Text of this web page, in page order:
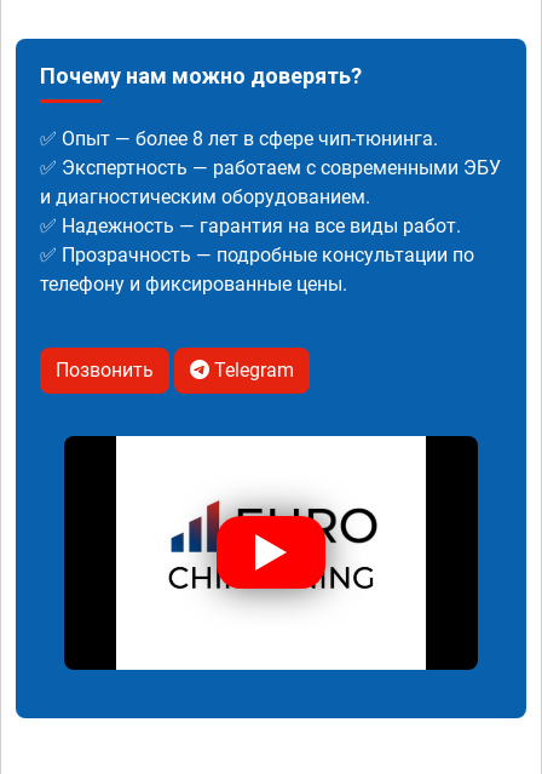
Почему нам можно доверять?
✅ Опыт — более 8 лет в сфере чип-тюнинга.
✅ Экспертность — работаем с современными ЭБУ
и диагностическим оборудованием.
✅ Надежность — гарантия на все виды работ.
✅ Прозрачность — подробные консультации по
телефону и фиксированные цены.
Позвонить Telegram